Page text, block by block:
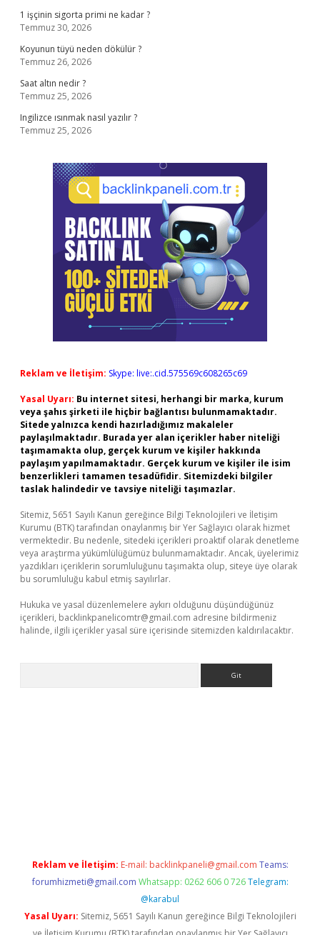
1 işçinin sigorta primi ne kadar ?
Temmuz 30, 2026
Koyunun tüyü neden dökülür ?
Temmuz 26, 2026
Saat altın nedir ?
Temmuz 25, 2026
Ingilizce ısınmak nasıl yazılır ?
Temmuz 25, 2026
Reklam ve İletişim: Skype: live:.cid.575569c608265c69
Yasal Uyarı: Bu internet sitesi, herhangi bir marka, kurum
veya şahıs şirketi ile hiçbir bağlantısı bulunmamaktadır.
Sitede yalnızca kendi hazırladığımız makaleler
paylaşılmaktadır. Burada yer alan içerikler haber niteliği
taşımamakta olup, gerçek kurum ve kişiler hakkında
paylaşım yapılmamaktadır. Gerçek kurum ve kişiler ile isim
benzerlikleri tamamen tesadüfidir. Sitemizdeki bilgiler
taslak halindedir ve tavsiye niteliği taşımazlar.
Sitemiz, 5651 Sayılı Kanun gereğince Bilgi Teknolojileri ve İletişim
Kurumu (BTK) tarafından onaylanmış bir Yer Sağlayıcı olarak hizmet
vermektedir. Bu nedenle, sitedeki içerikleri proaktif olarak denetleme
veya araştırma yükümlülüğümüz bulunmamaktadır. Ancak, üyelerimiz
yazdıkları içeriklerin sorumluluğunu taşımakta olup, siteye üye olarak
bu sorumluluğu kabul etmiş sayılırlar.
Hukuka ve yasal düzenlemelere aykırı olduğunu düşündüğünüz
içerikleri, backlinkpanelicomtr@gmail.com adresine bildirmeniz
halinde, ilgili içerikler yasal süre içerisinde sitemizden kaldırılacaktır.
Reklam ve İletişim: E-mail: backlinkpaneli@gmail.com Teams:
forumhizmeti@gmail.com Whatsapp: 0262 606 0 726 Telegram:
@karabul
Yasal Uyarı: Sitemiz, 5651 Sayılı Kanun gereğince Bilgi Teknolojileri